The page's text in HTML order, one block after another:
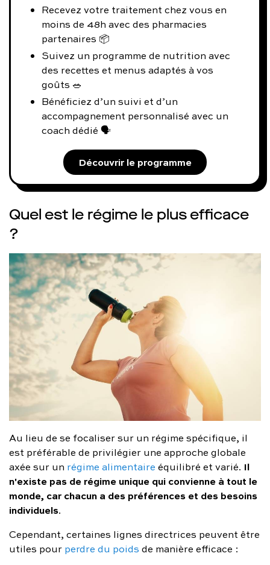
Recevez votre traitement chez vous en
moins de 48h avec des pharmacies
partenaires 📦
Suivez un programme de nutrition avec
des recettes et menus adaptés à vos
goûts 🥗
Bénéficiez d’un suivi et d’un
accompagnement personnalisé avec un
coach dédié 🗣️
Découvrir le programme
Quel est le régime le plus efficace
?
Au lieu de se focaliser sur un régime spécifique, il
est préférable de privilégier une approche globale
axée sur un régime alimentaire équilibré et varié. Il
n'existe pas de régime unique qui convienne à tout le
monde, car chacun a des préférences et des besoins
individuels.
Cependant, certaines lignes directrices peuvent être
utiles pour perdre du poids de manière efficace :